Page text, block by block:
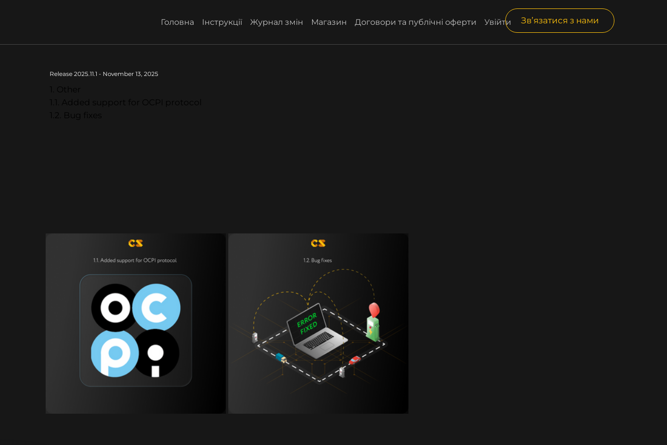
Головна Інструкції Журнал змін Магазин Договори та публічні оферти Увійти Зв’язатися з нами
Release 2025.11.1 - November 13, 2025